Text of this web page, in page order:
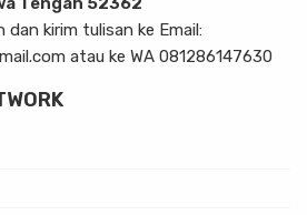
dan kirim tulisan ke Email:
atau ke WA 081286147630